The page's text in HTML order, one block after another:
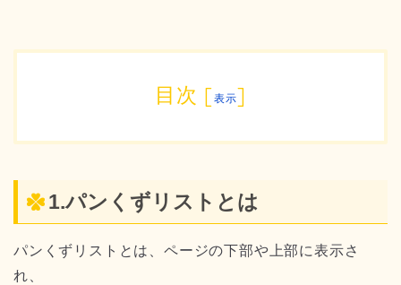
目次 [表示]
1.パンくずリストとは
パンくずリストとは、ページの下部や上部に表示さ
れ、